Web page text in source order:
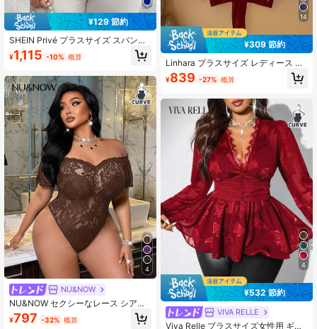
¥129 節約
SHEIN Privé プラスサイズ スパンコ
ール&メッシュパネル 長袖トップ
ス、エレガント パーティー、アフタ
- 新年、ホリデー、オフィス、グラ
マラス
¥1,115 -10% 概算
4
NU&NOW
NU&NOW セクシーなレース シアー
フローラル パッチワーク トリム Vネ
ック オフショルダー ラッフルスリー
¥797 -32% 概算
14
¥309 節約
Linhara プラスサイズ レディース エ
レガントなレースメッシュシアース
リーブビーチカバーアップジャケッ
¥839 -27% 概算
4
¥532 節約
VIVA RELLE
Viva Relle プラスサイズ女性用 ギャ